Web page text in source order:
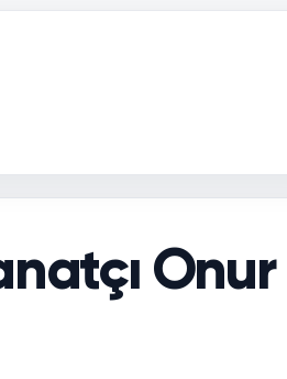
Onur